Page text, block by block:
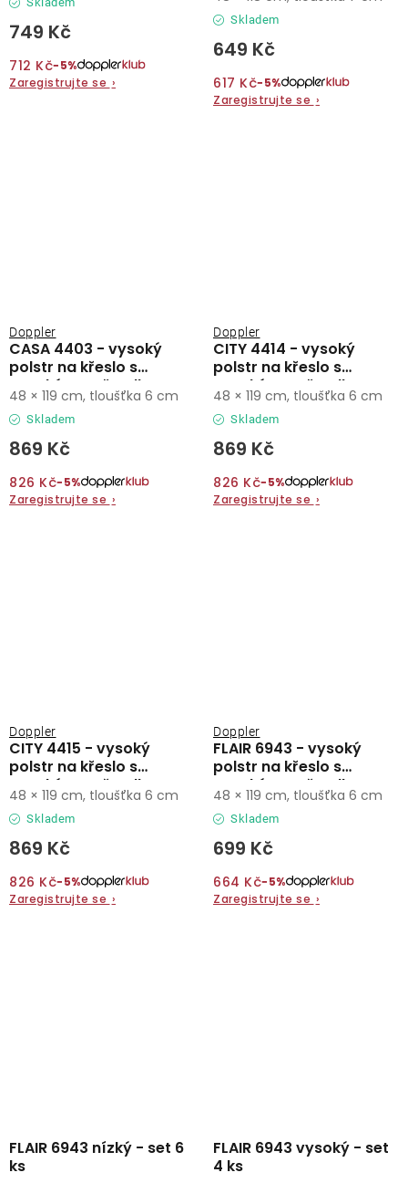
749 Kč
712 Kč−5%
Zaregistrujte se ›
Skladem
649 Kč
617 Kč−5%
Zaregistrujte se ›
CASA 4403 - vysoký
polstr na křeslo s
vysokým opěradlem
Doppler
Skladem
869 Kč
826 Kč−5%
Zaregistrujte se ›
48 × 119 cm, tloušťka 6 cm
CITY 4414 - vysoký
polstr na křeslo s
vysokým opěradlem
Doppler
Skladem
869 Kč
826 Kč−5%
Zaregistrujte se ›
48 × 119 cm, tloušťka 6 cm
CITY 4415 - vysoký
polstr na křeslo s
vysokým opěradlem
Doppler
Skladem
869 Kč
826 Kč−5%
Zaregistrujte se ›
48 × 119 cm, tloušťka 6 cm
FLAIR 6943 - vysoký
polstr na křeslo s
vysokým opěradlem
Doppler
Skladem
699 Kč
664 Kč−5%
Zaregistrujte se ›
48 × 119 cm, tloušťka 6 cm
FLAIR 6943 nízký - set 6
ks
FLAIR 6943 vysoký - set
4 ks